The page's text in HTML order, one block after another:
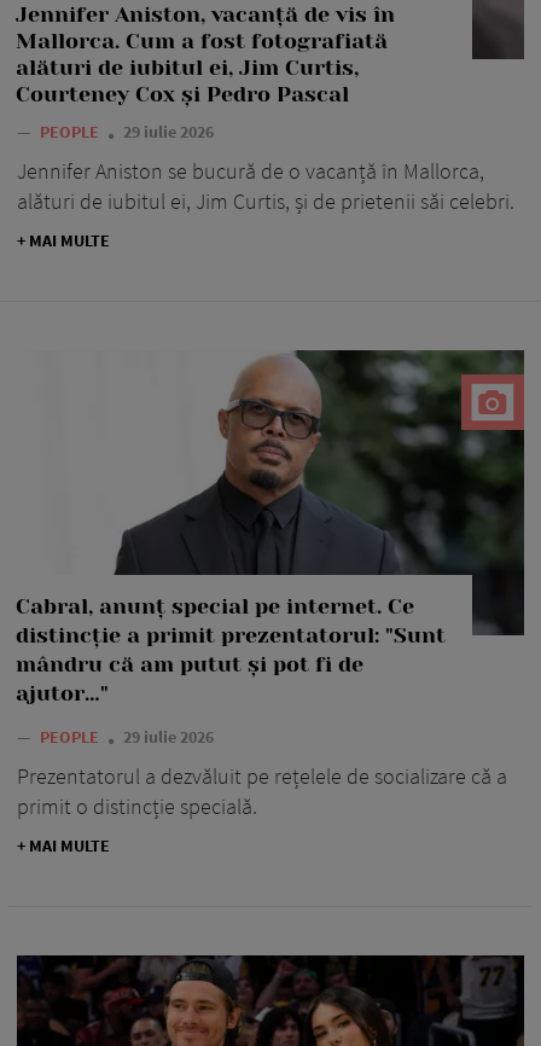
Jennifer Aniston, vacanță de vis în
Mallorca. Cum a fost fotografiată
alături de iubitul ei, Jim Curtis,
Courteney Cox și Pedro Pascal
— PEOPLE 29 iulie 2026
Jennifer Aniston se bucură de o vacanță în Mallorca,
alături de iubitul ei, Jim Curtis, și de prietenii săi celebri.
+ MAI MULTE
Cabral, anunț special pe internet. Ce
distincție a primit prezentatorul: "Sunt
mândru că am putut și pot fi de
ajutor…"
— PEOPLE 29 iulie 2026
Prezentatorul a dezvăluit pe rețelele de socializare că a
primit o distincție specială.
+ MAI MULTE